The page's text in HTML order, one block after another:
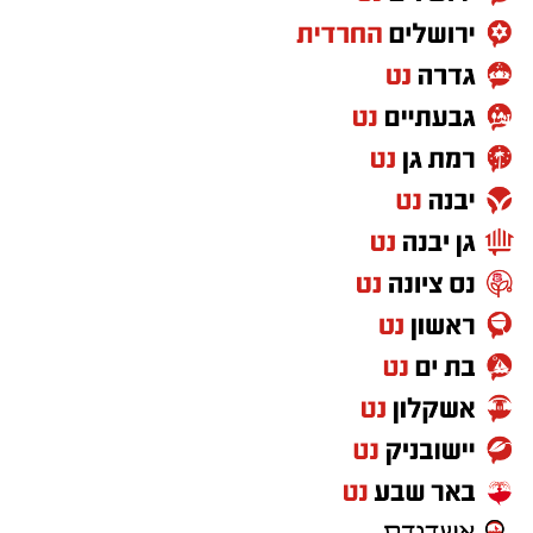
החשמל שלהן ולהוזיל את החשבון במאות ואף
אלפי שקלים בשנה. אני מודה לראש המועצה
אבישי כהן על העבודה המצוינת, יחד עם ראש
המועצה נמשיך לעבוד למען תושבי ותושבות מטה
יהודה".